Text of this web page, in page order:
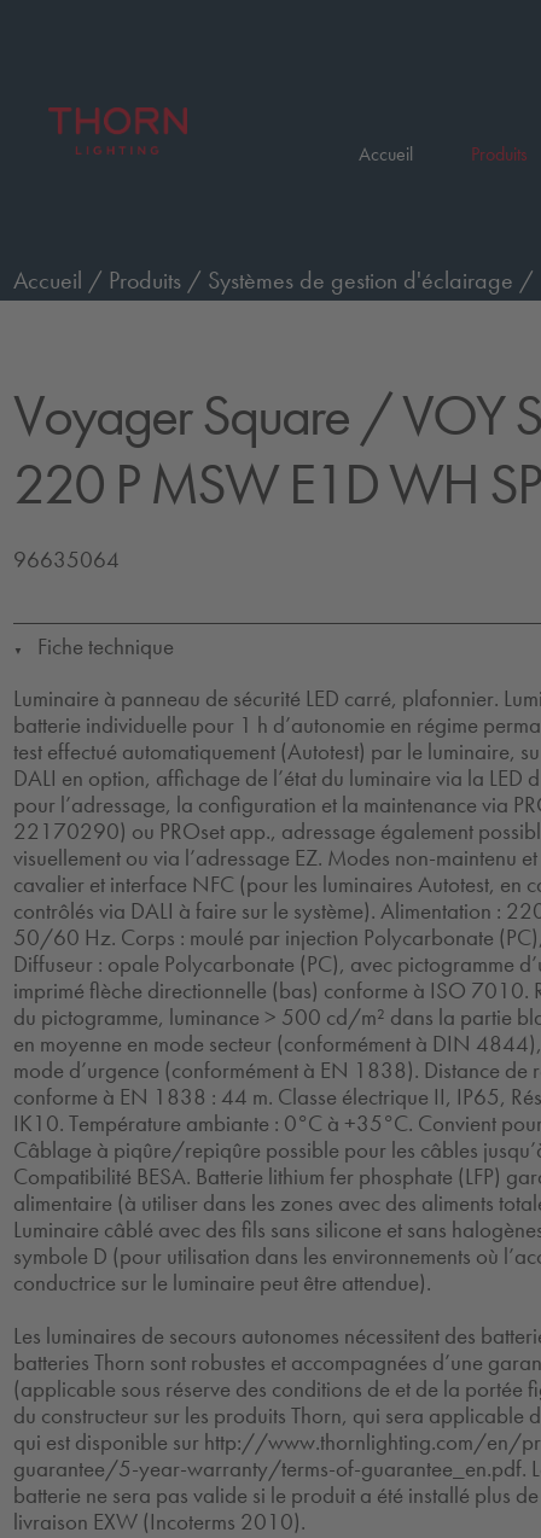
Accueil Produits
Accueil / Produits / Systèmes de gestion d'éclairage /
Voyager Square / VOY
220 P MSW E1D WH
96635064
▼
Fiche technique
Luminaire à panneau de sécurité LED carré, plafonnier.
batterie individuelle pour 1 h d’autonomie en régime
test effectué automatiquement (Autotest) par le luminaire,
DALI en option, affichage de l’état du luminaire via la LED
pour l’adressage, la configuration et la maintenance via
22170290) ou PROset app., adressage également
visuellement ou via l’adressage EZ. Modes non-maintenu
cavalier et interface NFC (pour les luminaires Autotest, en
contrôlés via DALI à faire sur le système). Alimentation :
50/60 Hz. Corps : moulé par injection Polycarbonate
Diffuseur : opale Polycarbonate (PC), avec pictogramme
imprimé flèche directionnelle (bas) conforme à ISO 7010.
du pictogramme, luminance > 500 cd/m² dans la partie
en moyenne en mode secteur (conformément à DIN
mode d’urgence (conformément à EN 1838). Distance de
conforme à EN 1838 : 44 m. Classe électrique II, IP65,
IK10. Température ambiante : 0°C à +35°C. Convient
Câblage à piqûre/repiqûre possible pour les câbles
Compatibilité BESA. Batterie lithium fer phosphate (LFP)
alimentaire (à utiliser dans les zones avec des aliments
Luminaire câblé avec des fils sans silicone et sans
symbole D (pour utilisation dans les environnements où
conductrice sur le luminaire peut être attendue).
Les luminaires de secours autonomes nécessitent des
batteries Thorn sont robustes et accompagnées d’une
(applicable sous réserve des conditions de et de la portée
du constructeur sur les produits Thorn, qui sera applicable
qui est disponible sur http://www.thornlighting.com/en/
guarantee/5-year-warranty/terms-of-guarantee_en.pdf.
batterie ne sera pas valide si le produit a été installé plus
livraison EXW (Incoterms 2010).